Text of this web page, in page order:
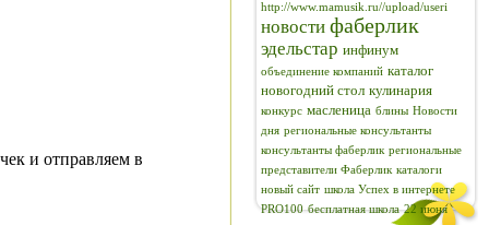
и отправляем в
http://www.mamusik.ru//upload/useri
новости фаберлик
эдельстар инфинум
объединение компаний каталог
новогодний стол кулинария
конкурс масленица блины Новости
дня региональные консультанты
консультанты фаберлик региональные
представители Фаберлик каталоги
новый сайт школа Успех в интернете
PRO100 бесплатная школа 22 июня